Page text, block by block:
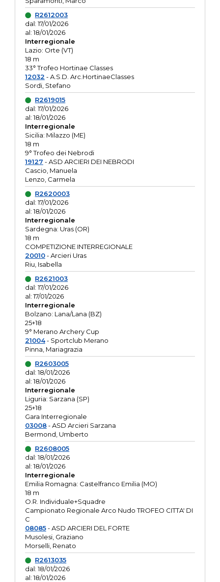
R2612003
dal: 17/01/2026
al: 18/01/2026
Interregionale
Lazio: Orte (VT)
18 m
33° Trofeo Hortinae Classes
12032 - A.S.D. Arc.HortinaeClasses
Sordi, Stefano
R2619015
dal: 17/01/2026
al: 18/01/2026
Interregionale
Sicilia: Milazzo (ME)
18 m
9° Trofeo dei Nebrodi
19127 - ASD ARCIERI DEI NEBRODI
Cascio, Manuela
Lenzo, Carmela
R2620003
dal: 17/01/2026
al: 18/01/2026
Interregionale
Sardegna: Uras (OR)
18 m
COMPETIZIONE INTERREGIONALE
20010- Arcieri Uras
Riu, Isabella
R2621003
dal: 17/01/2026
al: 17/01/2026
Interregionale
Bolzano: Lana/Lana (BZ)
25+18
9° Merano Archery Cup
21004- Sportclub Merano
Pinna, Mariagrazia
R2603005
dal: 18/01/2026
al: 18/01/2026
Interregionale
Liguria: Sarzana (SP)
25+18
Gara Interregionale
03008- ASD Arcieri Sarzana
Bermond, Umberto
R2608005
dal: 18/01/2026
al: 18/01/2026
Interregionale
Emilia Romagna: Castelfranco Emilia (MO)
18 m
O.R. Individuale+Squadre
Campionato Regionale Arco Nudo TROFEO CITTA' DI
C
08085- ASD ARCIERI DEL FORTE
Musolesi, Graziano
Morselli, Renato
R2613035
dal: 18/01/2026
al: 18/01/2026